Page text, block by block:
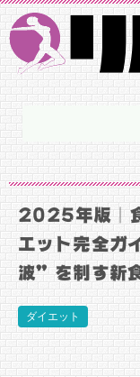
2025年版｜
エット完全ガ
波”を制す新
ダイエット